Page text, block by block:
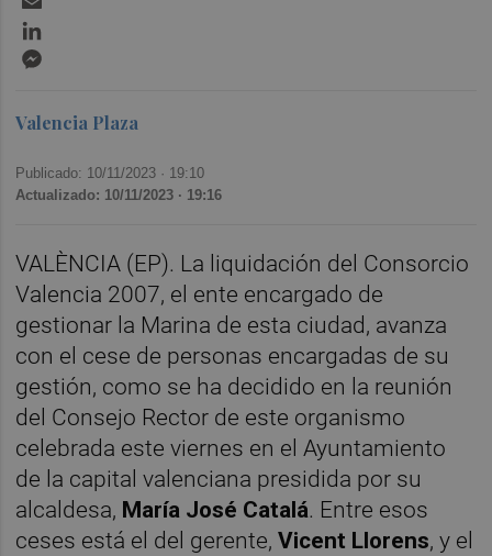
Valencia Plaza
Publicado: 10/11/2023 · 19:10
Actualizado: 10/11/2023 · 19:16
VALÈNCIA (EP). La liquidación del Consorcio
Valencia 2007, el ente encargado de
gestionar la Marina de esta ciudad, avanza
con el cese de personas encargadas de su
gestión, como se ha decidido en la reunión
del Consejo Rector de este organismo
celebrada este viernes en el Ayuntamiento
de la capital valenciana presidida por su
alcaldesa, María José Catalá. Entre esos
ceses está el del gerente,Vicent Llorens, y el